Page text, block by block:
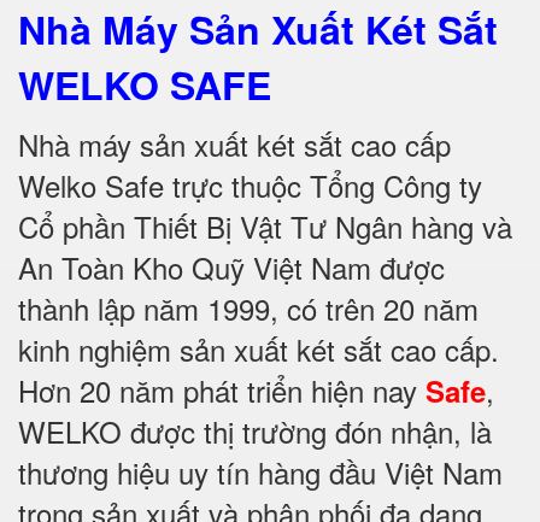
Nhà Máy Sản Xuất Két Sắt
WELKO SAFE
Nhà máy sản xuất két sắt cao cấp
Welko Safe trực thuộc Tổng Công ty
Cổ phần Thiết Bị Vật Tư Ngân hàng và
An Toàn Kho Quỹ Việt Nam được
thành lập năm 1999, có trên 20 năm
kinh nghiệm sản xuất két sắt cao cấp.
Hơn 20 năm phát triển hiện nay Safe,
WELKO được thị trường đón nhận, là
thương hiệu uy tín hàng đầu Việt Nam
trong sản xuất và phân phối đa dạng